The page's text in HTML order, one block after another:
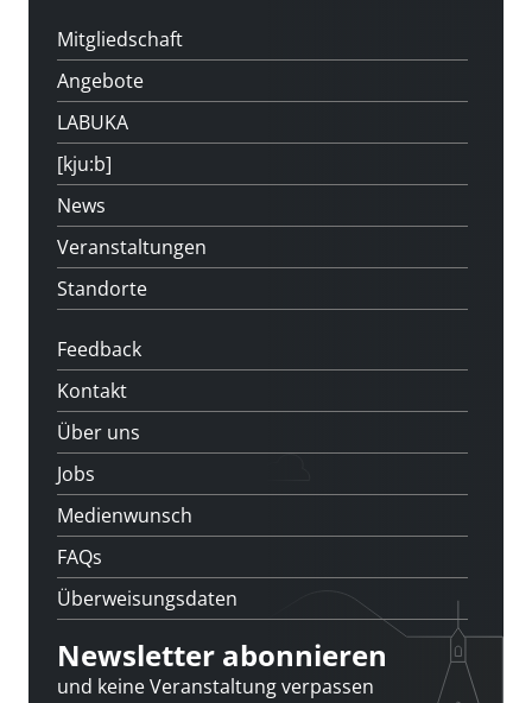
Mitgliedschaft
Angebote
LABUKA
[kju:b]
News
Veranstaltungen
Standorte
Feedback
Kontakt
Über uns
Jobs
Medienwunsch
FAQs
Überweisungsdaten
Newsletter abonnieren
und keine Veranstaltung verpassen